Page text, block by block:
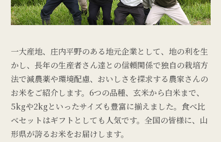
一大産地、庄内平野のある地元企業として、地の利を生
かし、長年の生産者さん達との信頼関係で独自の栽培方
法で減農薬や環境配慮、おいしさを探求する農家さんの
お米をご紹介します。6つの品種、玄米から白米まで、
5kgや2kgといったサイズも豊富に揃えました。食べ比
べセットはギフトとしても人気です。全国の皆様に、山
形県が誇るお米をお届けします。